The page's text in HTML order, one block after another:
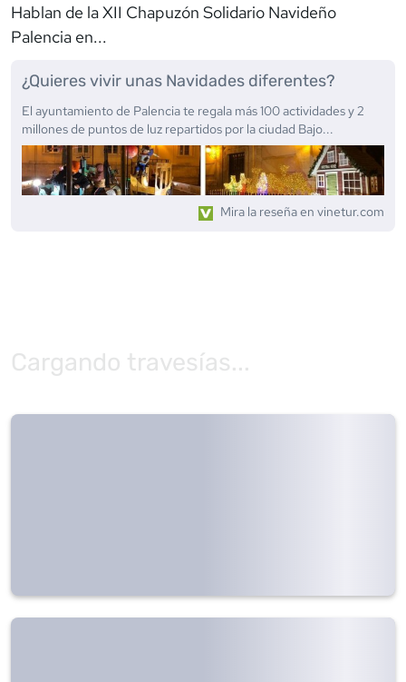
Hablan de laXII Chapuzón Solidario Navideño
Palencia en...
¿Quieres vivir unas Navidades diferentes?
El ayuntamiento de Palencia te regala más 100 actividades y 2
millones de puntos de luz repartidos por la ciudad Bajo...
Mira la reseña en vinetur.com
Cargando travesías...